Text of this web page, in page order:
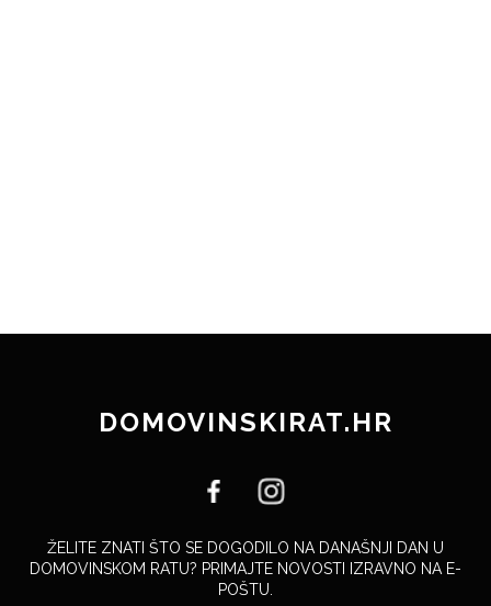
DOMOVINSKIRAT.HR
ŽELITE ZNATI ŠTO SE DOGODILO NA DANAŠNJI DAN U
DOMOVINSKOM RATU? PRIMAJTE NOVOSTI IZRAVNO NA E-
POŠTU.